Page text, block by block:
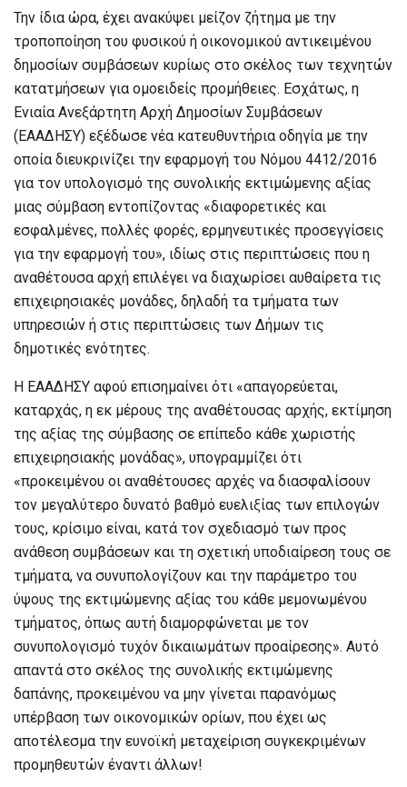
Την ίδια ώρα, έχει ανακύψει μείζον ζήτημα με την
τροποποίηση του φυσικού ή οικονομικού αντικειμένου
δημοσίων συμβάσεων κυρίως στο σκέλος των τεχνητών
κατατμήσεων για ομοειδείς προμήθειες. Εσχάτως, η
Ενιαία Ανεξάρτητη Αρχή Δημοσίων Συμβάσεων
(ΕΑΑΔΗΣΥ) εξέδωσε νέα κατευθυντήρια οδηγία με την
οποία διευκρινίζει την εφαρμογή του Νόμου 4412/2016
για τον υπολογισμό της συνολικής εκτιμώμενης αξίας
μιας σύμβαση εντοπίζοντας «διαφορετικές και
εσφαλμένες, πολλές φορές, ερμηνευτικές προσεγγίσεις
για την εφαρμογή του», ιδίως στις περιπτώσεις που η
αναθέτουσα αρχή επιλέγει να διαχωρίσει αυθαίρετα τις
επιχειρησιακές μονάδες, δηλαδή τα τμήματα των
υπηρεσιών ή στις περιπτώσεις των Δήμων τις
δημοτικές ενότητες.
Η ΕΑΑΔΗΣΥ αφού επισημαίνει ότι «απαγορεύεται,
καταρχάς, η εκ μέρους της αναθέτουσας αρχής, εκτίμηση
της αξίας της σύμβασης σε επίπεδο κάθε χωριστής
επιχειρησιακής μονάδας», υπογραμμίζει ότι
«προκειμένου οι αναθέτουσες αρχές να διασφαλίσουν
τον μεγαλύτερο δυνατό βαθμό ευελιξίας των επιλογών
τους, κρίσιμο είναι, κατά τον σχεδιασμό των προς
ανάθεση συμβάσεων και τη σχετική υποδιαίρεση τους σε
τμήματα, να συνυπολογίζουν και την παράμετρο του
ύψους της εκτιμώμενης αξίας του κάθε μεμονωμένου
τμήματος, όπως αυτή διαμορφώνεται με τον
συνυπολογισμό τυχόν δικαιωμάτων προαίρεσης». Αυτό
απαντά στο σκέλος της συνολικής εκτιμώμενης
δαπάνης, προκειμένου να μην γίνεται παρανόμως
υπέρβαση των οικονομικών ορίων, που έχει ως
αποτέλεσμα την ευνοϊκή μεταχείριση συγκεκριμένων
προμηθευτών έναντι άλλων!